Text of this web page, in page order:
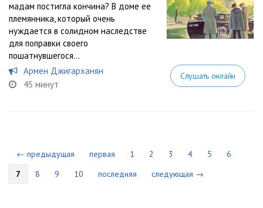
мадам постигла кончина? В доме ее
племянника, который очень
нуждается в солидном наследстве
для поправки своего
пошатнувшегося...
Армен Джигарханян
45 минут
Слушать онлайн
← предыдущая первая 1 2 3 4 5
6
7
8 9 10 последняя следующая →